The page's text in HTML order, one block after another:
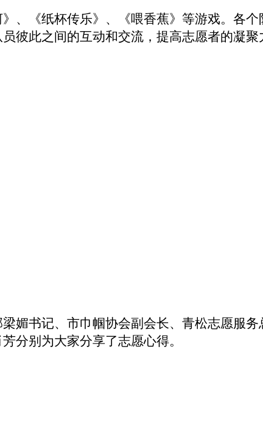
、《纸杯传乐》、《喂香蕉》等游戏。各
彼此之间的互动和交流，提高志愿者的凝聚
媚书记、 市巾帼协会副会长、青松志愿服
分别为大家分享了志愿心得。